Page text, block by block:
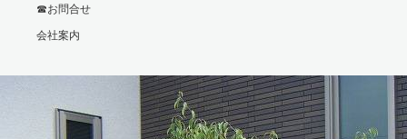
☎お問合せ
会社案内